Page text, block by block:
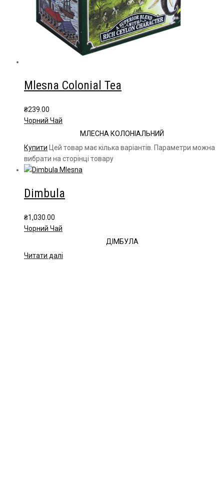
Mlesna Colonial Tea
₴239.00
Чорний Чай
МЛЕСНА КОЛОНІАЛЬНИЙ
Купити Цей товар має кілька варіантів. Параметри можна
вибрати на сторінці товару
Dimbula
₴1,030.00
Чорний Чай
ДІМБУЛА
Читати далі